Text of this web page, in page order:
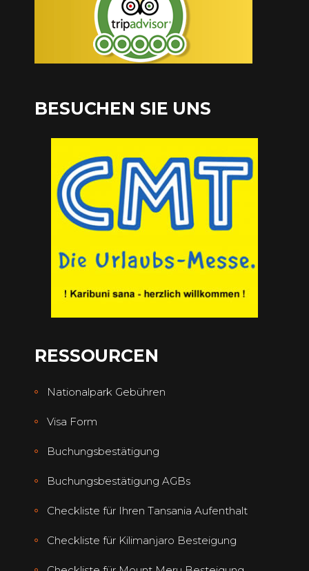
BESUCHEN SIE UNS
RESSOURCEN
Nationalpark Gebühren
Visa Form
Buchungsbestätigung
Buchungsbestätigung AGBs
Checkliste für Ihren Tansania Aufenthalt
Checkliste für Kilimanjaro Besteigung